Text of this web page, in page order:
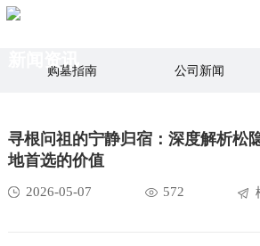
首
我
品
荣
誉
陵
新闻资讯
购墓指南 公司新闻
寻根问祖的宁静归宿：深度解析松
地首选的价值
2026-05-07 572